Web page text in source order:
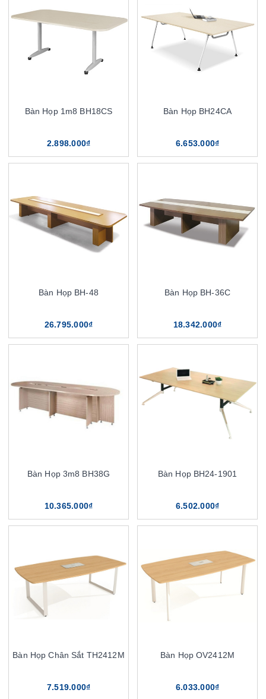
Bàn Họp 1m8 BH18CS
2.898.000₫
Bàn Họp BH24CA
6.653.000₫
Bàn Họp BH-48
26.795.000₫
Bàn Họp BH-36C
18.342.000₫
Bàn Họp 3m8 BH38G
10.365.000₫
Bàn Họp BH24-1901
6.502.000₫
Bàn Họp Chân Sắt TH2412M
7.519.000₫
Bàn Họp OV2412M
6.033.000₫